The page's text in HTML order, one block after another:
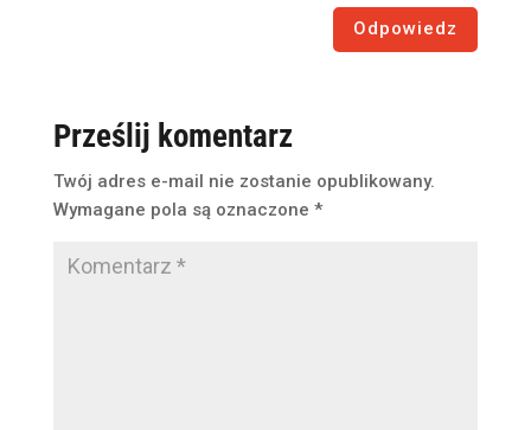
Odpowiedz
Prześlij komentarz
Twój adres e-mail nie zostanie opublikowany.
Wymagane pola są oznaczone *